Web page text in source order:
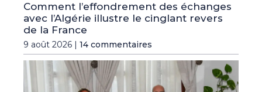
Comment l’effondrement des échanges
avec l’Algérie illustre le cinglant revers
de la France
9 août 2026 | 14 commentaires